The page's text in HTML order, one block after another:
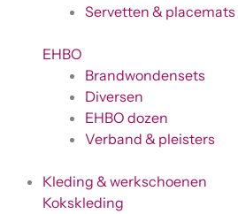
Servetten & placemats
EHBO
Brandwondensets
Diversen
EHBO dozen
Verband & pleisters
Kleding & werkschoenen
Kokskleding